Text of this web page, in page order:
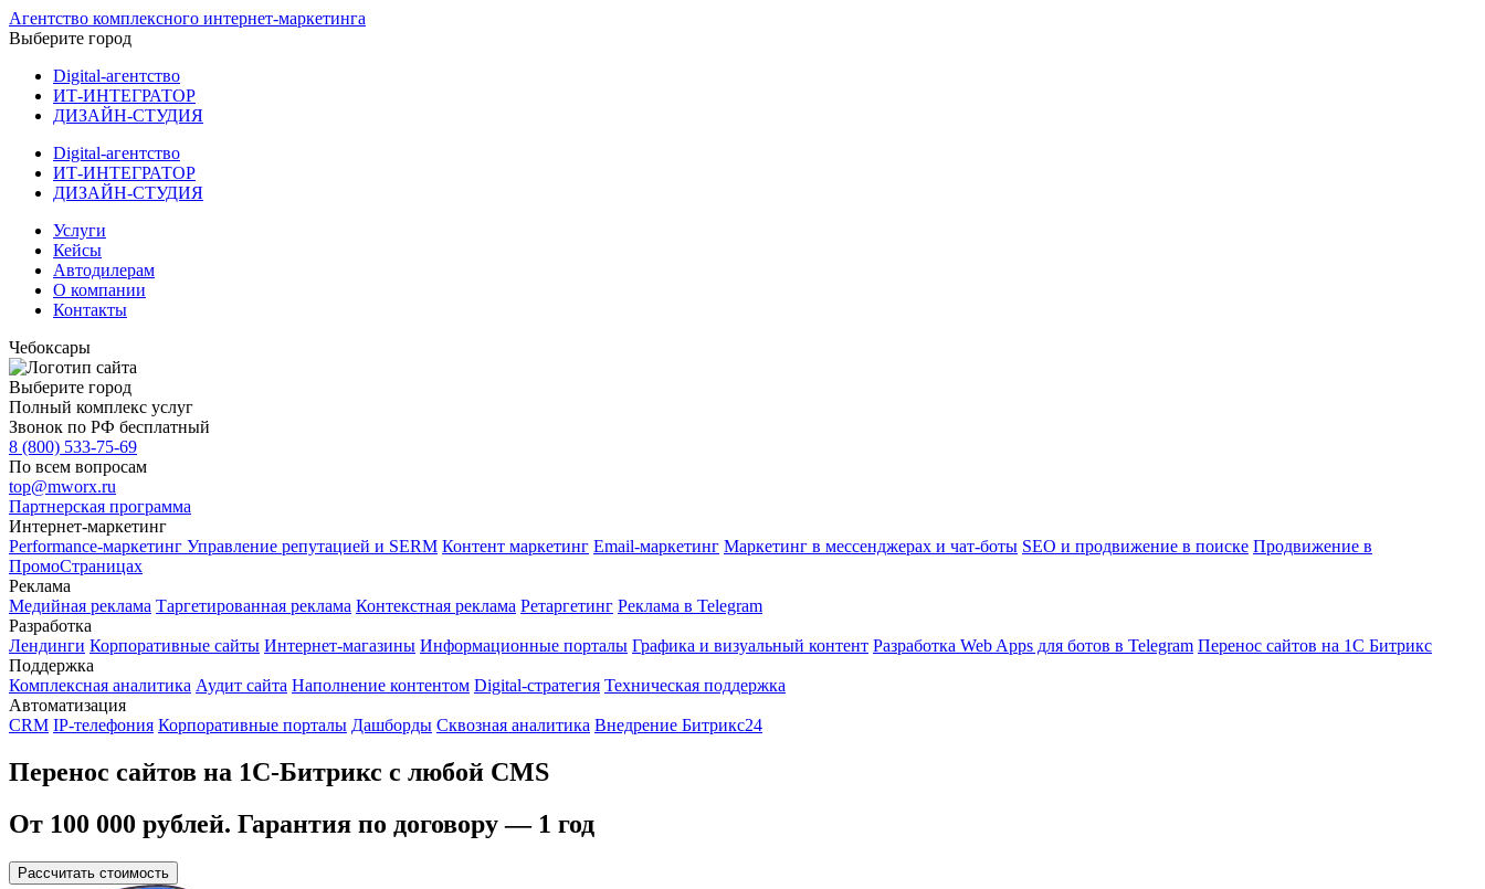
Агентство комплексного интернет-маркетинга
Выберите город
Digital-агентство
ИТ-ИНТЕГРАТОР
ДИЗАЙН-СТУДИЯ
Digital-агентство
ИТ-ИНТЕГРАТОР
ДИЗАЙН-СТУДИЯ
Услуги
Кейсы
Автодилерам
О компании
Контакты
Чебоксары
Выберите город
Полный комплекс услуг
Звонок по РФ бесплатный
8 (800) 533-75-69
По всем вопросам
top@mworx.ru
Партнерская программа
Интернет-маркетинг
Performance-маркетинг Управление репутацией и SERM Контент маркетинг Email-маркетинг Маркетинг в мессенджерах и чат-боты SEO и продвижение в поиске Продвижение в
ПромоСтраницах
Реклама
Медийная реклама Таргетированная реклама Контекстная реклама Ретаргетинг Реклама в Telegram
Разработка
Лендинги Корпоративные сайты Интернет-магазины Информационные порталы Графика и визуальный контент Разработка Web Apps для ботов в Telegram Перенос сайтов на 1С Битрикс
Поддержка
Комплексная аналитика Аудит сайта Наполнение контентом Digital-стратегия Техническая поддержка
Автоматизация
CRM IP-телефония Корпоративные порталы Дашборды Сквозная аналитика Внедрение Битрикс24
Перенос сайтов на 1С-Битрикс с любой CMS
От 100 000 рублей. Гарантия по договору — 1 год
Рассчитать стоимость